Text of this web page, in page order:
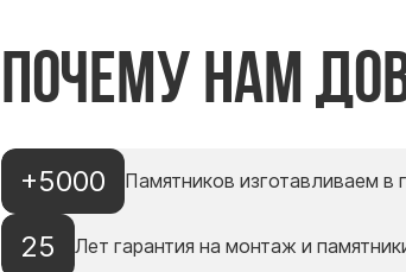
Почему нам
+5000 Памятников изготавливаем в
25 Лет гарантия на монтаж и